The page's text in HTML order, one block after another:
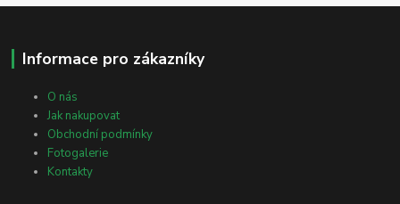
Informace pro zákazníky
O nás
Jak nakupovat
Obchodní podmínky
Fotogalerie
Kontakty